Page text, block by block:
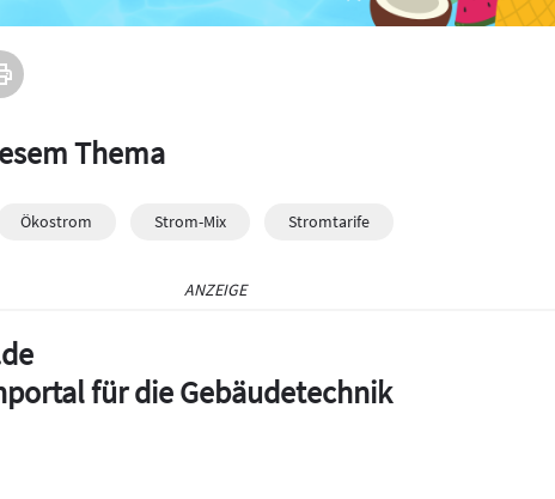
Thema
Ökostrom Strom-Mix Stromtarife
ANZEIGE
für die Gebäudetechnik